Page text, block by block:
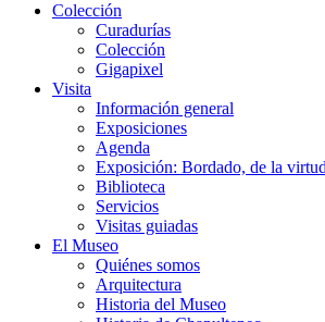
Colección
Curadurías
Colección
Gigapixel
Visita
Información general
Exposiciones
Agenda
Exposición: Bordado, de la virtud
Biblioteca
Servicios
Visitas guiadas
El Museo
Quiénes somos
Arquitectura
Historia del Museo